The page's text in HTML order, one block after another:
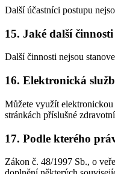
Další účastníci postupu
15. Jaké další
Další činnosti nejsou
16. Elektronická
Můžete využít
stránkách příslušné
17. Podle kterého
Zákon č. 48/1997 Sb., o